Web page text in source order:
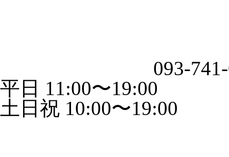
093-
平日 11:00〜19:00
土日祝 10:00〜19:00